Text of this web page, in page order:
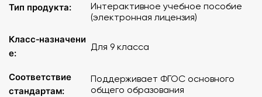
отключение элементов содержания карты;
создание текстовых заметок к картам.
В каждую тему включены тестовые контрольные
учащихся умение читать историческую карту с опорой
на легенду, использовать данные исторической карты
Тип продукта:
Интерактивное учебное пособие
(электронная лицензия)
Класс‑назначени
е:
Для 9 класса
Соответствие
стандартам:
Поддерживает ФГОС основного
общего образования